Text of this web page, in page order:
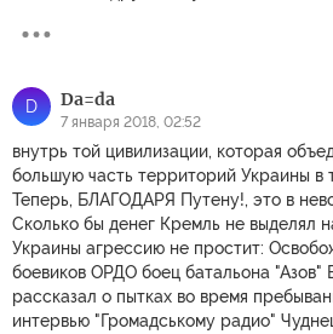
D Da=da
7 января 2018, 02:52
внутрь той цивилизации, которая
большую часть территорий Украины в
Теперь, БЛАГОДАРЯ Путену!, это в
Сколько бы денег Кремль не выделял
Украины агрессию не простит:
боевиков ОРДО боец батальона "Азов"
рассказал о пытках во время
интервью "Громадському радио"